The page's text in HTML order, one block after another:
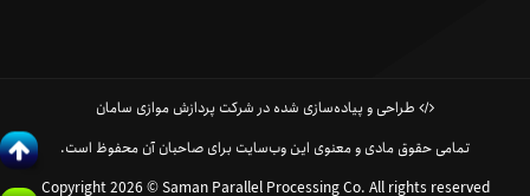
طراحی و پیاده‌سازی شده در شرکت پردازش موازی سامان
تمامی حقوق مادی و معنوی این وب‌سایت برای صاحبان آن محفوظ است.
Copyright 2026 © Saman Parallel Processing Co. All rights reserved